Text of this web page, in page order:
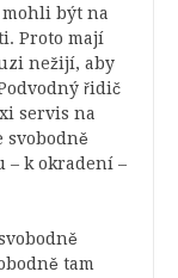
mohli být na
Proto mají
nežijí, aby
řidič
servis na
svobodně
– k okradení –
tam